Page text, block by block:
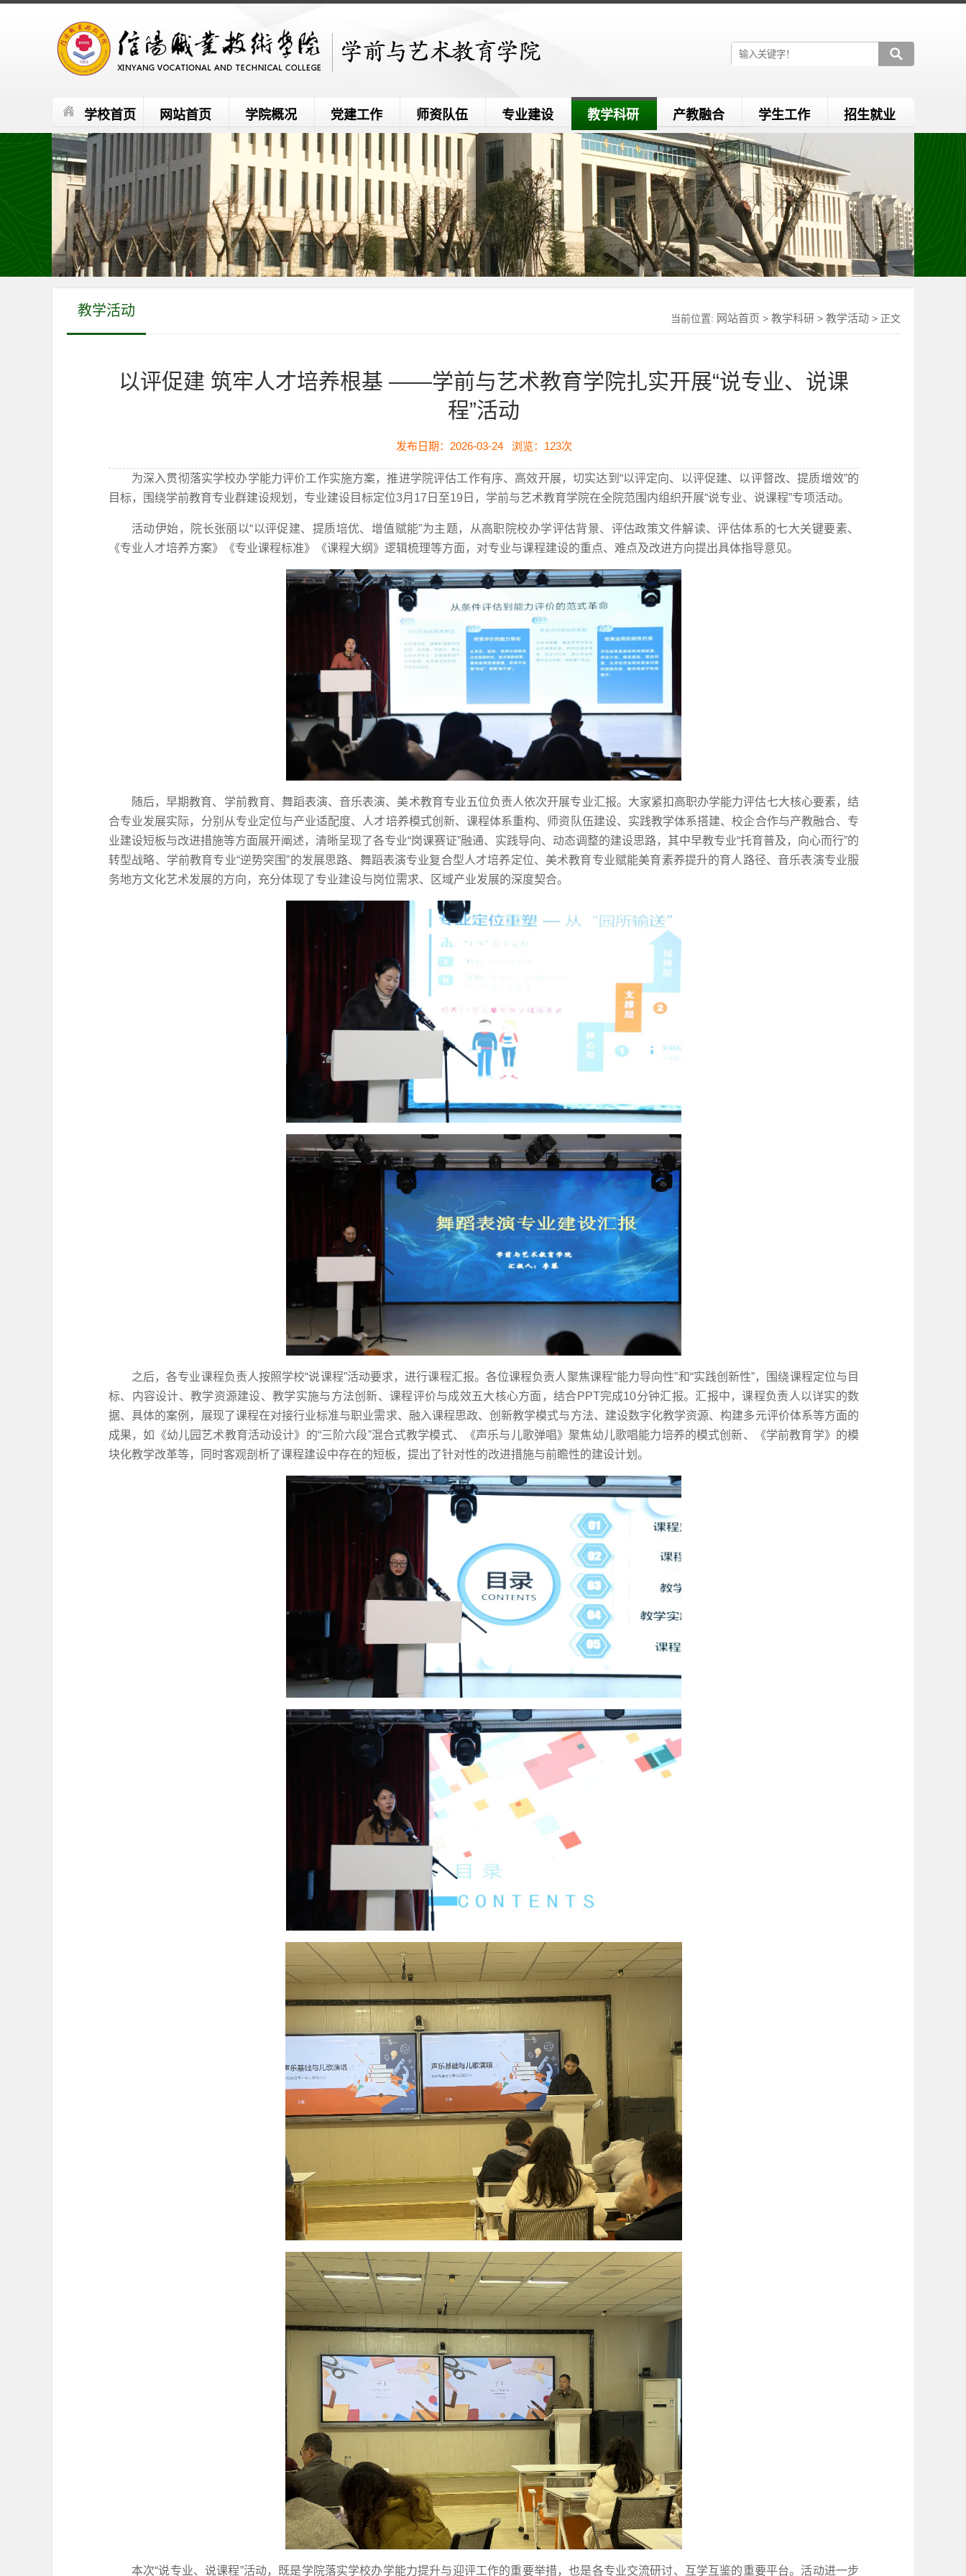
学校首页 网站首页 学院概况 党建工作 师资队伍 专业建设 教学科研 产教融合 学生工作 招生就业
教学活动 当前位置: 网站首页 > 教学科研 > 教学活动 > 正文
以评促建 筑牢人才培养根基 ——学前与艺术教育学院扎实开展“说专业、说课
程”活动
发布日期：2026-03-24 浏览： 123次
为深入贯彻落实学校办学能力评价工作实施方案，推进学院评估工作有序、高效开展，切实达到“以评定向、以评促建、以评督改、提质增效”的
目标，围绕学前教育专业群建设规划，专业建设目标定位3月17日至19日，学前与艺术教育学院在全院范围内组织开展“说专业、说课程”专项活动。
活动伊始，院长张丽以“以评促建、提质培优、增值赋能”为主题，从高职院校办学评估背景、评估政策文件解读、评估体系的七大关键要素、
《专业人才培养方案》《专业课程标准》《课程大纲》逻辑梳理等方面，对专业与课程建设的重点、难点及改进方向提出具体指导意见。
随后，早期教育、学前教育、舞蹈表演、音乐表演、美术教育专业五位负责人依次开展专业汇报。大家紧扣高职办学能力评估七大核心要素，结
合专业发展实际，分别从专业定位与产业适配度、人才培养模式创新、课程体系重构、师资队伍建设、实践教学体系搭建、校企合作与产教融合、专
业建设短板与改进措施等方面展开阐述，清晰呈现了各专业“岗课赛证”融通、实践导向、动态调整的建设思路，其中早教专业“托育普及，向心而行”的
转型战略、学前教育专业“逆势突围”的发展思路、舞蹈表演专业复合型人才培养定位、美术教育专业赋能美育素养提升的育人路径、音乐表演专业服
务地方文化艺术发展的方向，充分体现了专业建设与岗位需求、区域产业发展的深度契合。
之后，各专业课程负责人按照学校“说课程”活动要求，进行课程汇报。各位课程负责人聚焦课程“能力导向性”和“实践创新性”，围绕课程定位与目
标、内容设计、教学资源建设、教学实施与方法创新、课程评价与成效五大核心方面，结合PPT完成10分钟汇报。汇报中，课程负责人以详实的数
据、具体的案例，展现了课程在对接行业标准与职业需求、融入课程思政、创新教学模式与方法、建设数字化教学资源、构建多元评价体系等方面的
成果，如《幼儿园艺术教育活动设计》的“三阶六段”混合式教学模式、《声乐与儿歌弹唱》聚焦幼儿歌唱能力培养的模式创新、《学前教育学》的模
块化教学改革等，同时客观剖析了课程建设中存在的短板，提出了针对性的改进措施与前瞻性的建设计划。
本次“说专业、说课程”活动，既是学院落实学校办学能力提升与迎评工作的重要举措，也是各专业交流研讨、互学互鉴的重要平台。活动进一步